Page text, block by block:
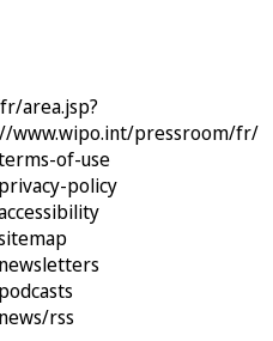
area.jsp?
www.wipo.int/pressroom/fr/
of-use
policy
rss